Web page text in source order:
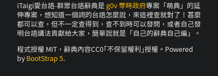
iTaigi愛台語-群眾台語辭典是 g0v 零時政府專案「萌典」的延
伸專案，想知道一個詞的台語怎麼說，來這裡查就對了！甚麼
都可以查，但不一定查得到，查不到時可以發問，或者自己發
明台語講法貢獻給大家，簡單說就是「自己的辭典自己編」。
程式授權 MIT，辭典內容CC0｢不保留權利｣授權。Powered
by BootStrap 5.